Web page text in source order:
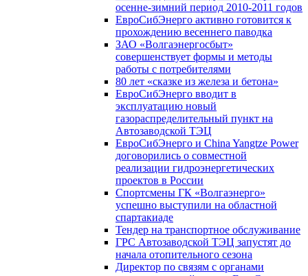
осенне-зимний период 2010-2011 годов
ЕвроСибЭнерго активно готовится к
прохождению весеннего паводка
ЗАО «Волгаэнергосбыт»
совершенствует формы и методы
работы с потребителями
80 лет «сказке из железа и бетона»
ЕвроСибЭнерго вводит в
эксплуатацию новый
газораспределительный пункт на
Автозаводской ТЭЦ
ЕвроСибЭнерго и China Yangtze Power
договорились о совместной
реализации гидроэнергетических
проектов в России
Спортсмены ГК «Волгаэнерго»
успешно выступили на областной
спартакиаде
Тендер на транспортное обслуживание
ГРС Автозаводской ТЭЦ запустят до
начала отопительного сезона
Директор по связям с органами